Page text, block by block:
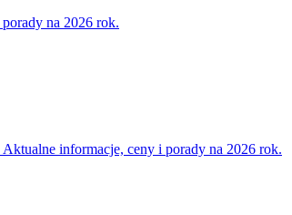
na 2026 rok.
informacje, ceny i porady na 2026 rok.